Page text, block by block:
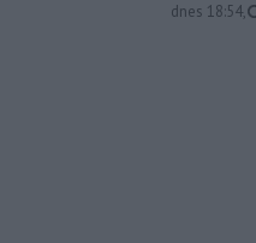
dnes 18:54,